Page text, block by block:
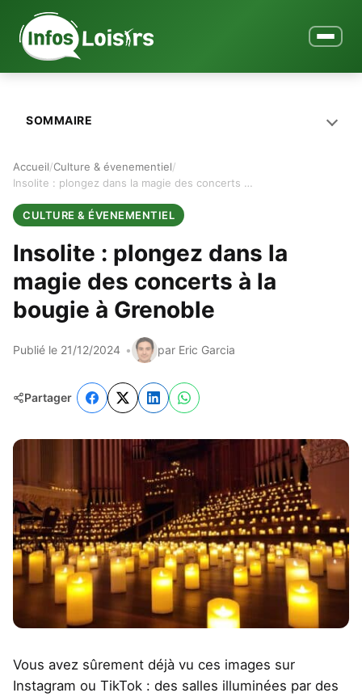
Ouvrir le
Accueil Culture & évenementiel
Insolite : plongez dans la magie des concerts à la bougie à Grenoble
CULTURE & ÉVENEMENTIEL
Insolite : plongez dans la
magie des concerts à la
bougie à Grenoble
Publié le 21/12/2024 par Eric Garcia
Partager
Vous avez sûrement déjà vu ces images sur
Instagram ou TikTok : des salles illuminées par des
SOMMAIRE